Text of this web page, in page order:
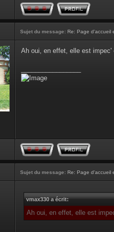
Sujet du message: Re: Page d'accueil
Ah oui, en effet, elle est impec'
Sujet du message: Re: Page d'accueil
vmax330 a écrit:
Ah oui, en effet, elle est